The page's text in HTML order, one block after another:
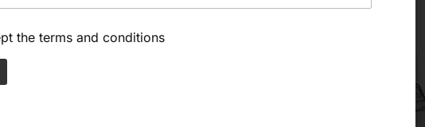
the terms and conditions